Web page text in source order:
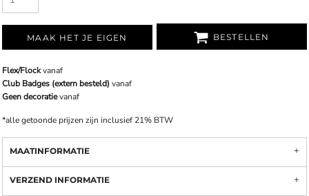
MAAK HET JE EIGEN BESTELLEN
Flex/Flockvanaf
Club Badges (extern besteld) vanaf
Geen decoratievanaf
*alle getoonde prijzen zijn inclusief 21% BTW
MAATINFORMATIE
VERZEND INFORMATIE